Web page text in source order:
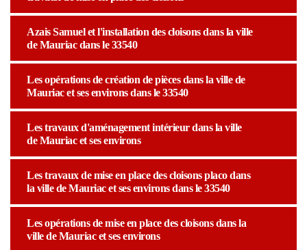
Azais Samuel et l'installation des cloisons dans la ville
de Mauriac dans le 33540
Les opérations de création de pièces dans la ville de
Mauriac et ses environs dans le 33540
Les travaux d'aménagement intérieur dans la ville
de Mauriac et ses environs
Les travaux de mise en place des cloisons placo dans
la ville de Mauriac et ses environs dans le 33540
Les opérations de mise en place des cloisons dans la
ville de Mauriac et ses environs